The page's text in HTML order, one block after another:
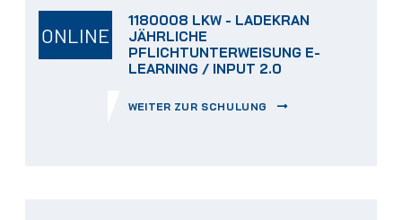
ONLINE
1180008 LKW - LADEKRAN
JÄHRLICHE
PFLICHTUNTERWEISUNG E-
LEARNING / INPUT 2.0
WEITER ZUR SCHULUNG